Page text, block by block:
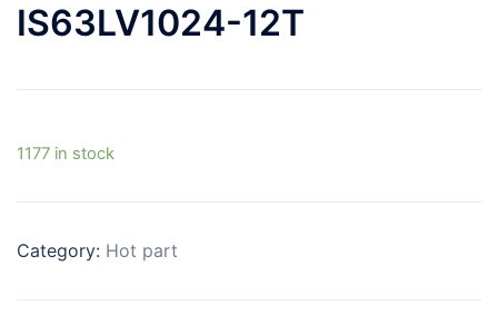
IS63LV1024-12T
1177 in stock
Category: Hot part